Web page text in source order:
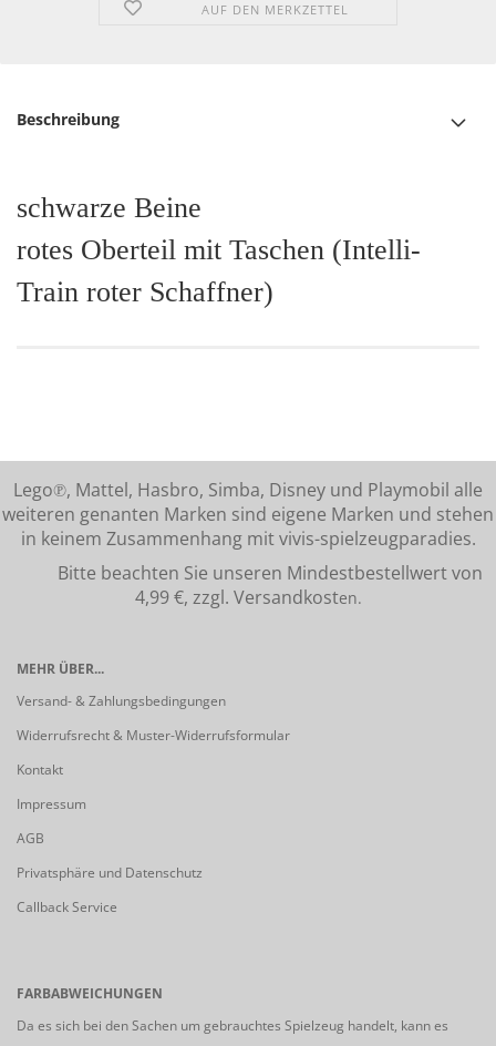
AUF DEN MERKZETTEL
Beschreibung
schwarze Beine
rotes Oberteil mit Taschen (Intelli-
Train roter Schaffner)
Lego℗, Mattel, Hasbro, Simba, Disney und Playmobil alle
weiteren genanten Marken sind eigene Marken und stehen
in keinem Zusammenhang mit vivis-spielzeugparadies.
Bitte beachten Sie unseren Mindestbestellwert von
4,99 €, zzgl. Versandkosten.
MEHR ÜBER...
Versand- & Zahlungsbedingungen
Widerrufsrecht & Muster-Widerrufsformular
Kontakt
Impressum
AGB
Privatsphäre und Datenschutz
Callback Service
FARBABWEICHUNGEN
Da es sich bei den Sachen um gebrauchtes Spielzeug handelt, kann es